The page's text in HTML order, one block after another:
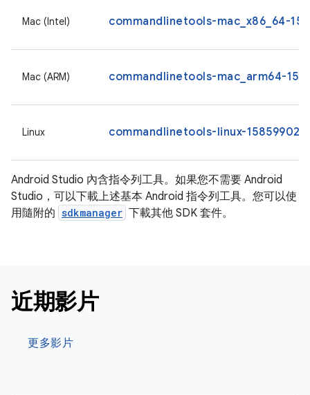
Mac (Intel) commandlinetools-mac_x86_64-
Mac (ARM) commandlinetools-mac_arm64-
Linux commandlinetools-linux-
Android Studio 內含指令列工具。如果您不需要 Android
Studio，可以下載上述基本 Android 指令列工具。您可以使
用隨附的 sdkmanager 下載其他 SDK 套件。
近期影片
更多影片